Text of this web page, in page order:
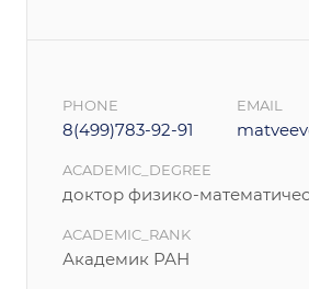
PHONE
8(499)783-92-91
EMAIL
ACADEMIC_DEGREE
доктор физико-
ACADEMIC_RANK
Академик РАН